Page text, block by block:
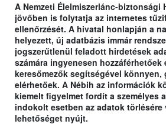
A Nemzeti Élelmiszerlánc-biztonsági
jövőben is folytatja az internetes
ellenőrzését. A hivatal honlapján a
helyezett, új adatbázis immár
jogszerűtlenül feladott hirdetések
számára ingyenesen hozzáférhetőek
keresőmezők segítségével
elérhetőek. A Nébih az információk
kiemelt figyelmet fordít a személyes
indokolt esetben az adatok
lehetőséget nyújt.